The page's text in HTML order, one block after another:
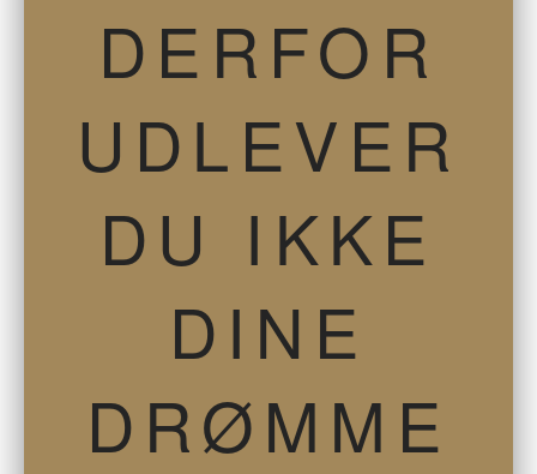
DERFOR
UDLEVER
DU IKKE
DINE
DRØMME